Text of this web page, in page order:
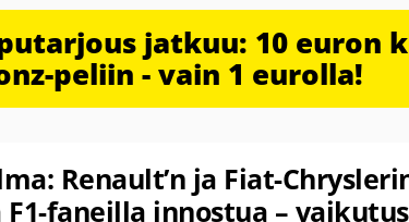
jatkuu: 10 euron
peliin - vain 1 eurolla!
Renault’n ja Fiat-
F1-faneilla innostua –